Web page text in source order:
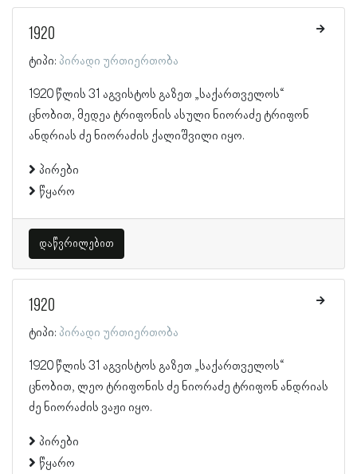
1920
ტიპი: პირადი ურთიერთობა
1920 წლის 31 აგვისტოს გაზეთ „საქართველოს“
ცნობით, მედეა ტრიფონის ასული ნიორაძე ტრიფონ
ანდრიას ძე ნიორაძის ქალიშვილი იყო.
პირები
წყარო
დაწვრილებით
1920
ტიპი: პირადი ურთიერთობა
1920 წლის 31 აგვისტოს გაზეთ „საქართველოს“
ცნობით, ლეო ტრიფონის ძე ნიორაძე ტრიფონ ანდრიას
ძე ნიორაძის ვაჟი იყო.
პირები
წყარო